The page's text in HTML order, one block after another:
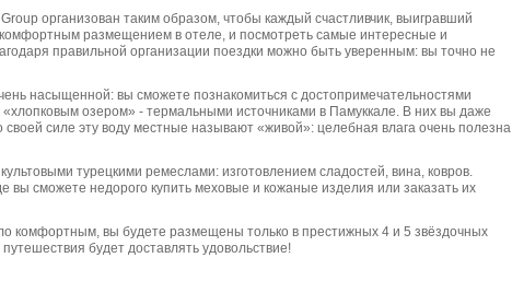
организован таким образом, чтобы каждый счастливчик, выигравший
размещением в отеле, и посмотреть самые интересные и
правильной организации поездки можно быть уверенным: вы точно не
насыщенной: вы сможете познакомиться с достопримечательностями
«хлопковым озером» - термальными источниками в Памуккале. В них вы даже
своей силе эту воду местные называют «живой»: целебная влага очень полезна
турецкими ремеслами: изготовлением сладостей, вина, ковров.
вы сможете недорого купить меховые и кожаные изделия или заказать их
комфортным, вы будете размещены только в престижных 4 и 5 звёздочных
будет доставлять удовольствие!